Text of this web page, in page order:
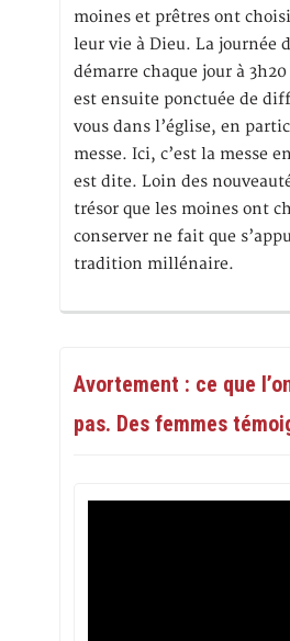
moines et prêtres ont
leur vie à Dieu. La journée
démarre chaque jour à
est ensuite ponctuée de
vous dans l’église, en
messe. Ici, c’est la messe
est dite. Loin des
trésor que les moines ont
conserver ne fait que
tradition millénaire.
Avortement : ce que
pas. Des femmes